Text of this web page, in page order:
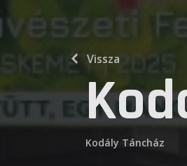
Vissza
Kodály Táncház